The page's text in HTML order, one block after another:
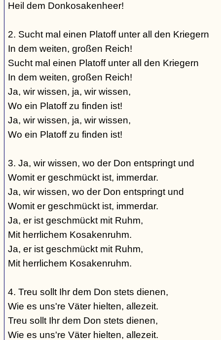
Heil dem Donkosakenheer!
2. Sucht mal einen Platoff unter all den Kriegern
In dem weiten, großen Reich!
Sucht mal einen Platoff unter all den Kriegern
In dem weiten, großen Reich!
Ja, wir wissen, ja, wir wissen,
Wo ein Platoff zu finden ist!
Ja, wir wissen, ja, wir wissen,
Wo ein Platoff zu finden ist!
3. Ja, wir wissen, wo der Don entspringt und
Womit er geschmückt ist, immerdar.
Ja, wir wissen, wo der Don entspringt und
Womit er geschmückt ist, immerdar.
Ja, er ist geschmückt mit Ruhm,
Mit herrlichem Kosakenruhm.
Ja, er ist geschmückt mit Ruhm,
Mit herrlichem Kosakenruhm.
4. Treu sollt Ihr dem Don stets dienen,
Wie es uns're Väter hielten, allezeit.
Treu sollt Ihr dem Don stets dienen,
Wie es uns're Väter hielten, allezeit.